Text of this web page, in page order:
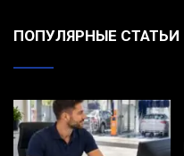
ПОПУЛЯРНЫЕ СТАТЬИ